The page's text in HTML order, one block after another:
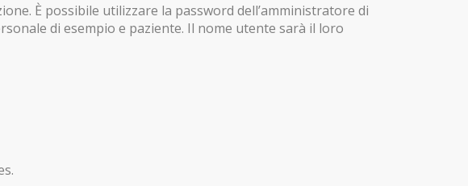
È possibile utilizzare la password dell’amministratore di
di esempio e paziente. Il nome utente sarà il loro